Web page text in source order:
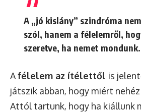
A „jó kislány” szindróma
szól, hanem a félelemről,
szeretve, ha nemet mondunk.
Afélelem az ítélettől is
játszik abban, hogy miért
Attól tartunk, hogy ha kiállunk